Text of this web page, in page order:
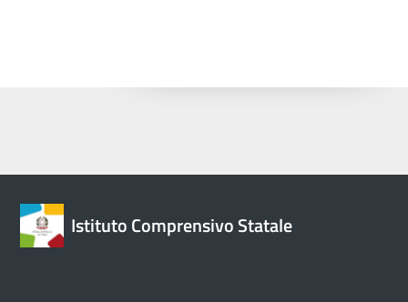
Istituto Comprensivo Statale